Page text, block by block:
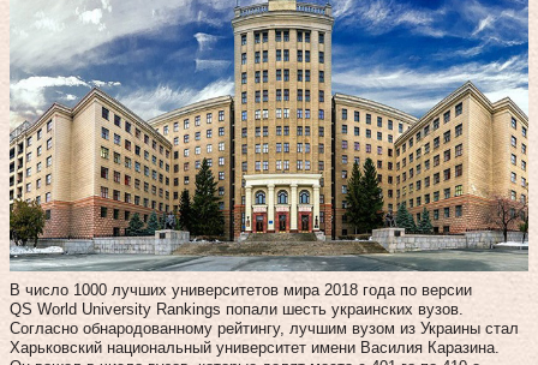
В число 1000 лучших университетов мира 2018 года по версии
QS World University Rankings попали шесть украинских вузов.
Согласно обнародованному рейтингу, лучшим вузом из Украины стал
Харьковский национальный университет имени Василия Каразина.